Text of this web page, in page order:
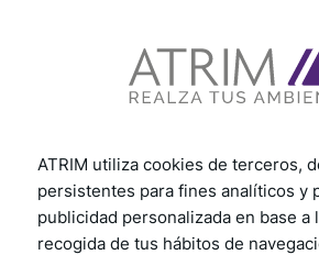
ATRIM utiliza cookies de terceros,
persistentes para fines analíticos y
publicidad personalizada en base a
recogida de tus hábitos de